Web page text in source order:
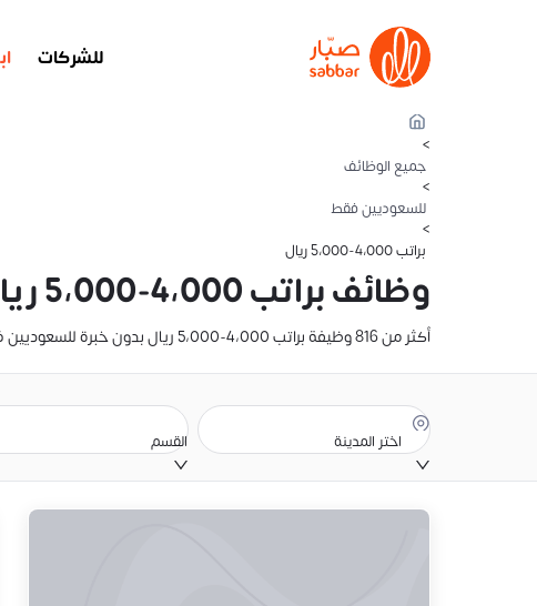
للشركات
>
جميع الوظائف
>
للسعوديين فقط
>
براتب 4،000-5،000 ريال
وظائف براتب 4،000-5،000 ريال بدون خبرة للسعوديين فقط في السعودية
أكثر من 816 وظيفة براتب 4،000-5،000 ريال بدون خبرة للسعوديين فقط في السعودية. تصفح تفاصيل الراتب، والوصف الوظيفي، وموقع الوظيفة. أنشئ سيرتك الذاتية وقدّم عليها الآن
اختر المدينة القسم